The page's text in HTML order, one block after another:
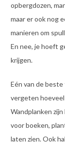
opbergdozen,
maar er ook nog
manieren om
En nee, je hoeft
krijgen.
Eén van de
vergeten
Wandplanken
voor boeken,
laten zien. Ook